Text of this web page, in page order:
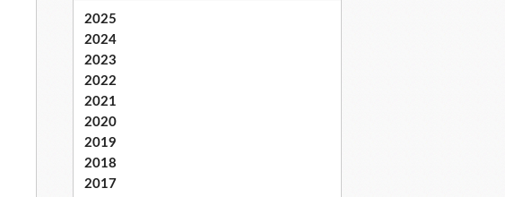
2025
2024
2023
2022
2021
2020
2019
2018
2017